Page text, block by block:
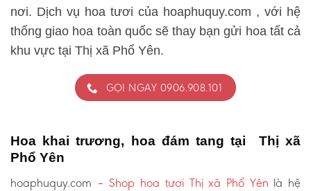
nơi. Dịch vụ hoa tươi của hoaphuquy.com , với hệ
thống giao hoa toàn quốc sẽ thay bạn gửi hoa tất cả
khu vực tại Thị xã Phổ Yên.
GỌI NGAY 0906.908.101
Hoa khai trương, hoa đám tang tại Thị xã
Phổ Yên
hoaphuquy.com – Shop hoa tươi Thị xã Phổ Yên là hệ